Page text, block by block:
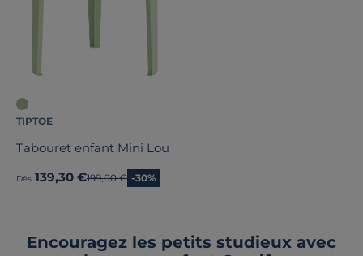
TIPTOE
Tabouret enfant Mini Lou
Dès 139,30 €Ancien prix
199,00 € -30%
Encouragez les petits studieux avec
Pays de fabrication